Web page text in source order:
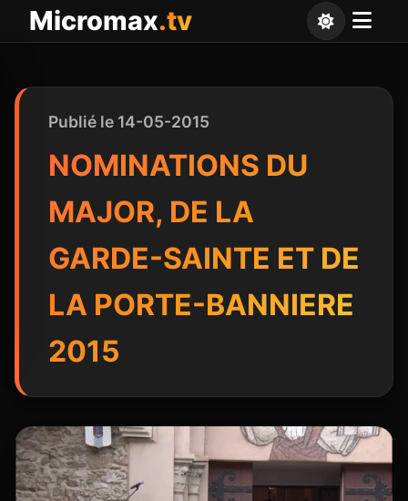
Micromax.tv
Publié le 14-05-2015
NOMINATIONS DU
MAJOR, DE LA
GARDE-SAINTE ET DE
LA PORTE-BANNIERE
2015
Panneau de gestion des cookies